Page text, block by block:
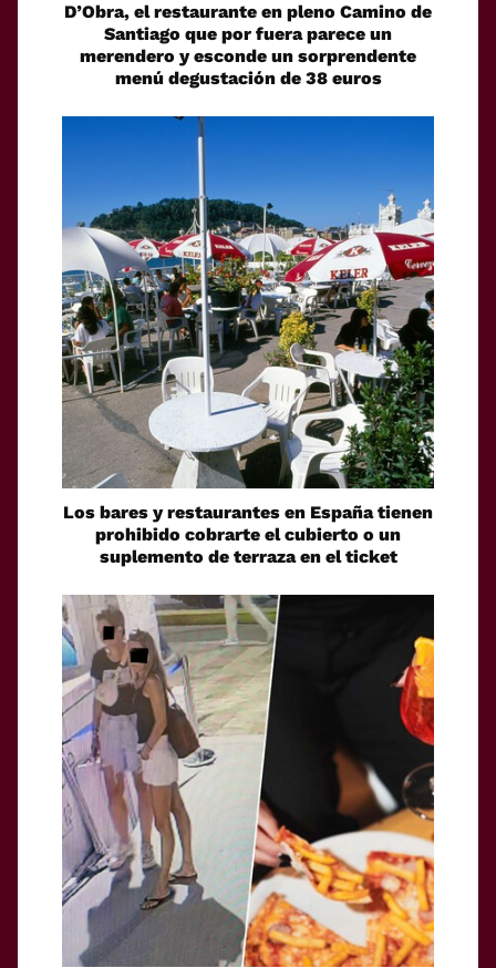
D’Obra, el restaurante en pleno Camino de
Santiago que por fuera parece un
merendero y esconde un sorprendente
menú degustación de 38 euros
Los bares y restaurantes en España tienen
prohibido cobrarte el cubierto o un
suplemento de terraza en el ticket